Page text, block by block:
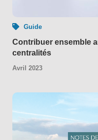
Guide
Contribuer ensemble
centralités
Avril 2023